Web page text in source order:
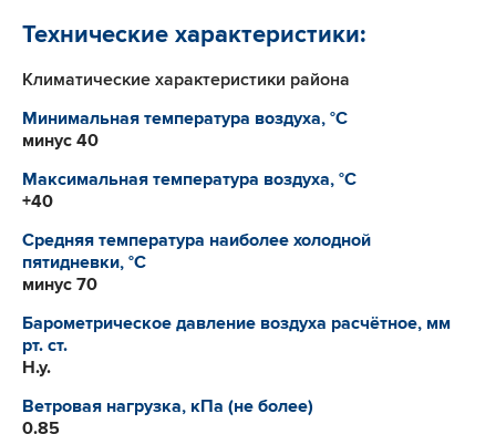
Технические характеристики:
Климатические характеристики района
Минимальная температура воздуха, °C
минус 40
Максимальная температура воздуха, °C
+40
Средняя температура наиболее холодной
пятидневки, °C
минус 70
Барометрическое давление воздуха расчётное, мм
рт. ст.
Н.у.
Ветровая нагрузка, кПа (не более)
0.85